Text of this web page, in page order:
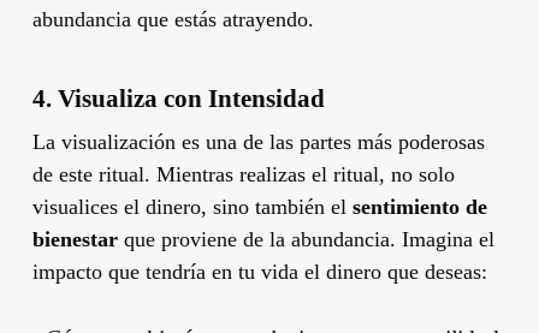
abundancia que estás atrayendo.
4. Visualiza con Intensidad
La visualización es una de las partes más poderosas
de este ritual. Mientras realizas el ritual, no solo
visualices el dinero, sino también el sentimiento de
bienestarque proviene de la abundancia. Imagina el
impacto que tendría en tu vida el dinero que deseas: